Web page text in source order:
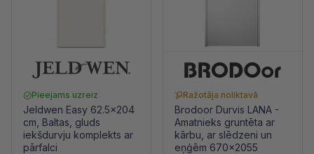
Pieejams uzreiz
Jeldwen Easy 62.5x204
cm, Baltas, gluds
iekšdurvju komplekts ar
pārfalci
Ražotāja noliktavā
Brodoor Durvis LANA -
Amatnieks gruntēta ar
kārbu, ar slēdzeni un
eņģēm 670x2055